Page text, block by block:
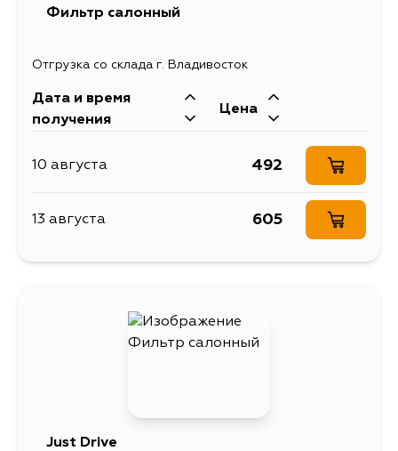
Фильтр салонный
Отгрузка со склада г. Владивосток
Дата и время
получения
Цена
10 августа 492
13 августа 605
Just Drive